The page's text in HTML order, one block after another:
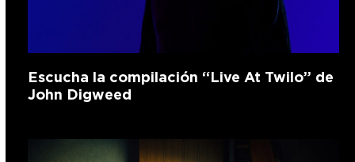
Escucha la compilación “Live At Twilo” de
John Digweed